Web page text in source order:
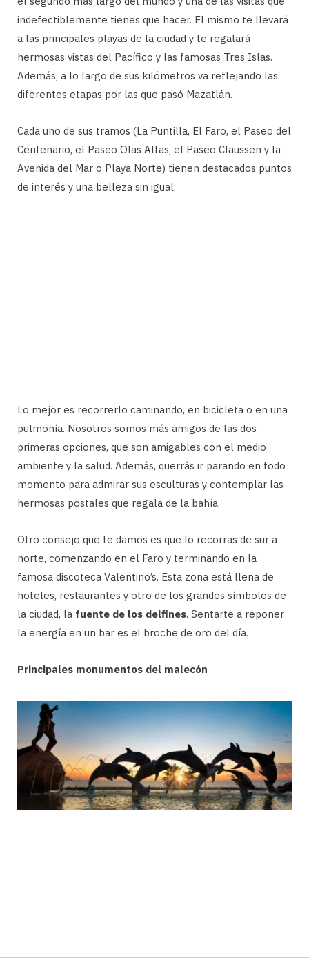
indefectiblemente tienes que hacer. El mismo te llevará
a las principales playas de la ciudad y te regalará
hermosas vistas del Pacífico y las famosas Tres Islas.
Además, a lo largo de sus kilómetros va reflejando las
diferentes etapas por las que pasó Mazatlán.
Cada uno de sus tramos (La Puntilla, El Faro, el Paseo del
Centenario, el Paseo Olas Altas, el Paseo Claussen y la
Avenida del Mar o Playa Norte) tienen destacados puntos
de interés y una belleza sin igual.
Lo mejor es recorrerlo caminando, en bicicleta o en una
pulmonía. Nosotros somos más amigos de las dos
primeras opciones, que son amigables con el medio
ambiente y la salud. Además, querrás ir parando en todo
momento para admirar sus esculturas y contemplar las
hermosas postales que regala de la bahía.
Otro consejo que te damos es que lo recorras de sur a
norte, comenzando en el Faro y terminando en la
famosa discoteca Valentino’s. Esta zona está llena de
hoteles, restaurantes y otro de los grandes símbolos de
la ciudad, la fuente de los delfines. Sentarte a reponer
la energía en un bar es el broche de oro del día.
Principales monumentos del malecón